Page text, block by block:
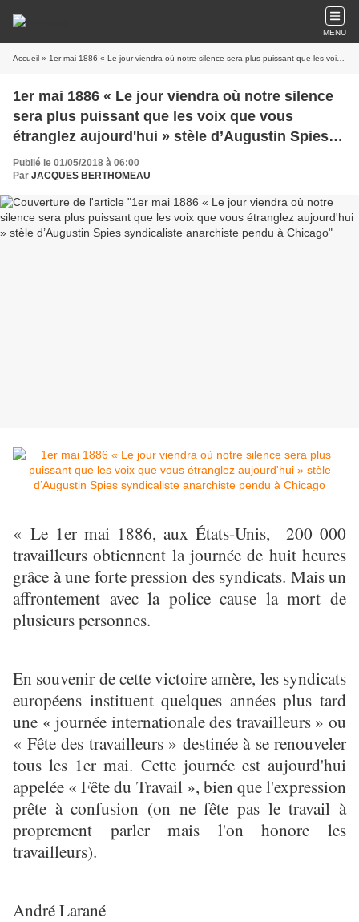
MENU
Accueil » 1er mai 1886 « Le jour viendra où notre silence sera plus puissant que les voix que vous étranglez aujourd'hui » stèle d’Augustin Spies syndicaliste anarchiste pendu à Chicago
1er mai 1886 « Le jour viendra où notre silence
sera plus puissant que les voix que vous
étranglez aujourd'hui » stèle d’Augustin Spies
syndicaliste anarchiste pendu à Chicago
Publié le 01/05/2018 à 06:00
Par JACQUES BERTHOMEAU
« Le 1er mai 1886, aux États-Unis, 200 000
travailleurs obtiennent la journée de huit heures
grâce à une forte pression des syndicats. Mais un
affrontement avec la police cause la mort de
plusieurs personnes.
En souvenir de cette victoire amère, les syndicats
européens instituent quelques années plus tard
une « journée internationale des travailleurs » ou
« Fête des travailleurs » destinée à se renouveler
tous les 1er mai. Cette journée est aujourd'hui
appelée « Fête du Travail », bien que l'expression
prête à confusion (on ne fête pas le travail à
proprement parler mais l'on honore les
travailleurs).
André Larané